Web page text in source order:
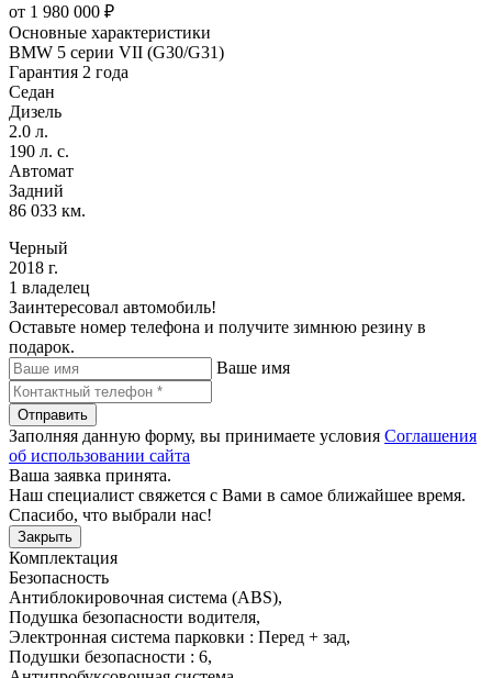
от 1 980 000 ₽
Основные характеристики
BMW 5 серии VII (G30/G31)
Гарантия 2 года
Седан
Дизель
2.0 л.
190 л. с.
Автомат
Задний
86 033 км.
Черный
2018 г.
1 владелец
Заинтересовал автомобиль!
Оставьте номер телефона и получите зимнюю резину в
подарок.
Ваше имя
Отправить
Заполняя данную форму, вы принимаете условия Соглашения
об использовании сайта
Ваша заявка принята.
Наш специалист свяжется с Вами в самое ближайшее время.
Спасибо, что выбрали нас!
Закрыть
Комплектация
Безопасность
Антиблокировочная система (ABS),
Подушка безопасности водителя,
Электронная система парковки : Перед + зад,
Подушки безопасности : 6,